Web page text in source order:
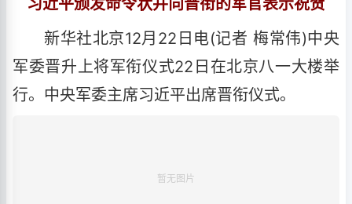
习近平颁发命令状并向晋衔的军官表示祝贺
新华社北京12月22日电(记者 梅常伟)中央
军委晋升上将军衔仪式22日在北京八一大楼举
行。中央军委主席习近平出席晋衔仪式。